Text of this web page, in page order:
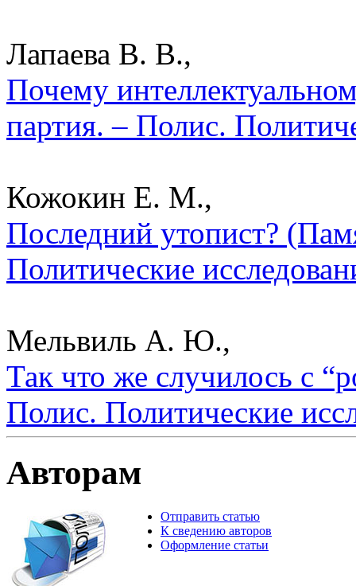
Лапаева В. В.,
Почему
партия. – Полис.
Кожокин Е. М.,
Последний утопист?
Политические
Мельвиль А. Ю.,
Так что же случилось с
Полис. Политические
Авторам
Отправить статью
К сведению авторов
Оформление статьи